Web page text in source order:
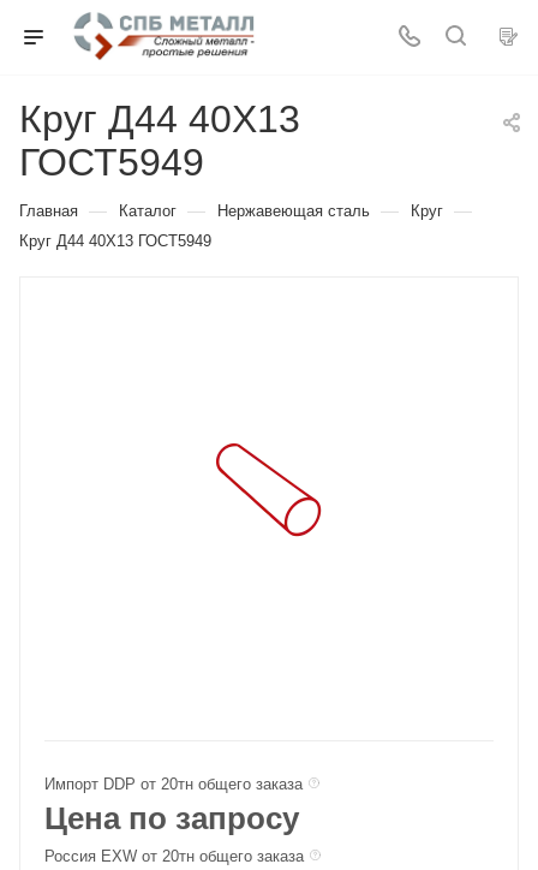
Круг Д44 40Х13
ГОСТ5949
Главная — Каталог — Нержавеющая сталь — Круг —
Круг Д44 40Х13 ГОСТ5949
Импорт DDP от 20тн общего заказа
Цена по запросу
Россия EXW от 20тн общего заказа